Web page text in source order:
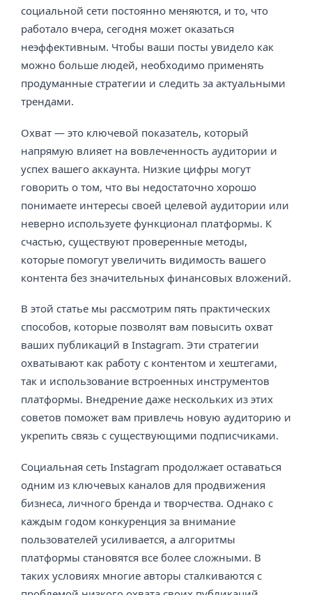
социальной сети постоянно меняются, и то, что
работало вчера, сегодня может оказаться
неэффективным. Чтобы ваши посты увидело как
можно больше людей, необходимо применять
продуманные стратегии и следить за актуальными
трендами.
Охват — это ключевой показатель, который
напрямую влияет на вовлеченность аудитории и
успех вашего аккаунта. Низкие цифры могут
говорить о том, что вы недостаточно хорошо
понимаете интересы своей целевой аудитории или
неверно используете функционал платформы. К
счастью, существуют проверенные методы,
которые помогут увеличить видимость вашего
контента без значительных финансовых вложений.
В этой статье мы рассмотрим пять практических
способов, которые позволят вам повысить охват
ваших публикаций в Instagram. Эти стратегии
охватывают как работу с контентом и хештегами,
так и использование встроенных инструментов
платформы. Внедрение даже нескольких из этих
советов поможет вам привлечь новую аудиторию и
укрепить связь с существующими подписчиками.
Социальная сеть Instagram продолжает оставаться
одним из ключевых каналов для продвижения
бизнеса, личного бренда и творчества. Однако с
каждым годом конкуренция за внимание
пользователей усиливается, а алгоритмы
платформы становятся все более сложными. В
таких условиях многие авторы сталкиваются с